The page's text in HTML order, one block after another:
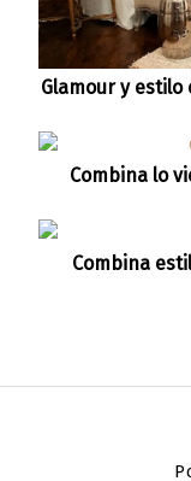
Glamour y
Combina lo
Combina